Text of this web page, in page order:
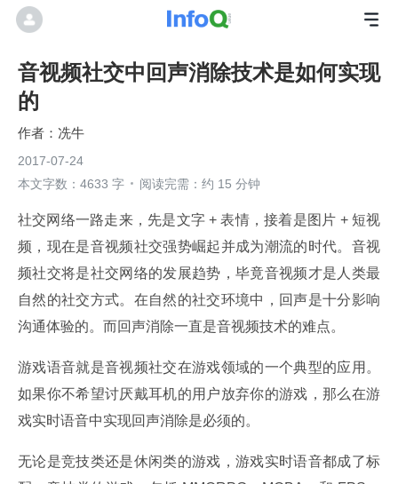
音视频社交中回声消除技术是如何实现
的
冼牛
2017-07-24
本文字数：4633 字
阅读完需：约 15 分钟
社交网络一路走来，先是文字 + 表情，接着是图片 + 短视
频，现在是音视频社交强势崛起并成为潮流的时代。音视
频社交将是社交网络的发展趋势，毕竟音视频才是人类最
自然的社交方式。在自然的社交环境中，回声是十分影响
沟通体验的。而回声消除一直是音视频技术的难点。
游戏语音就是音视频社交在游戏领域的一个典型的应用。
如果你不希望讨厌戴耳机的用户放弃你的游戏，那么在游
戏实时语音中实现回声消除是必须的。
无论是竞技类还是休闲类的游戏，游戏实时语音都成了标